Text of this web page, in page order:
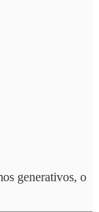
generativos, o